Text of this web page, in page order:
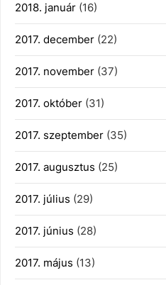
2018. január (16)
2017. december (22)
2017. november (37)
2017. október (31)
2017. szeptember (35)
2017. augusztus (25)
2017. július (29)
2017. június (28)
2017. május (13)